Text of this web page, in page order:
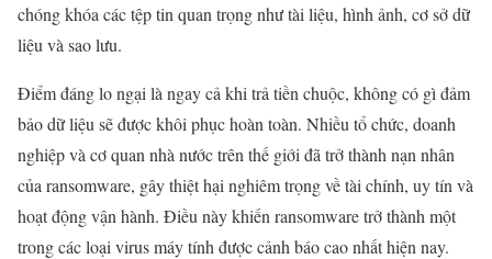
chóng khóa các tệp tin quan trọng như tài liệu, hình ảnh, cơ sở dữ
liệu và sao lưu.
Điểm đáng lo ngại là ngay cả khi trả tiền chuộc, không có gì đảm
bảo dữ liệu sẽ được khôi phục hoàn toàn. Nhiều tổ chức, doanh
nghiệp và cơ quan nhà nước trên thế giới đã trở thành nạn nhân
của ransomware, gây thiệt hại nghiêm trọng về tài chính, uy tín và
hoạt động vận hành. Điều này khiến ransomware trở thành một
trong các loại virus máy tính được cảnh báo cao nhất hiện nay.